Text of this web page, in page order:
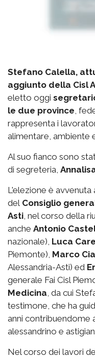
Stefano Calella,
aggiunto della Cisl
eletto oggi
le due province,
rappresenta i
alimentare, ambiente
Al suo fianco sono
di segreteria,
L'elezione è avvenuta
del Consiglio
Asti, nel corso della
anche Antonio
nazionale), Luca
Piemonte), Marco
Alessandria-Asti) ed
generale Fai Cisl
Medicina, da cui
testimone, che ha
anni contribuendome
alessandrino e
Nel corso dei lavori